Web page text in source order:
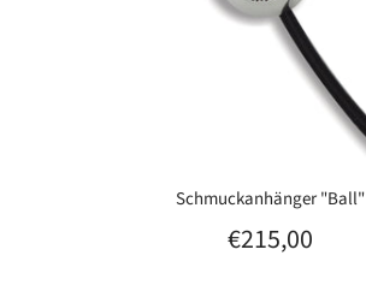
Schmuckanhänger "Ball"
€215,00